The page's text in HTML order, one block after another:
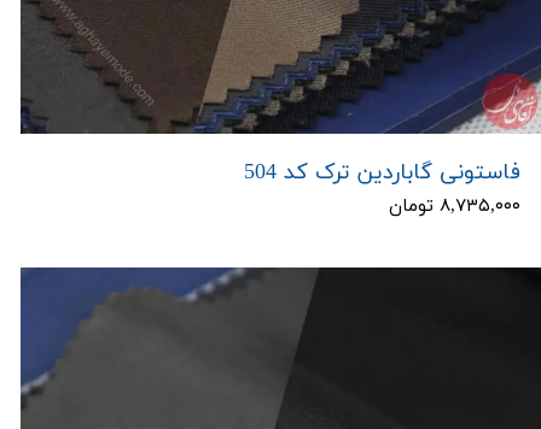
فاستونی گاباردین ترک کد 504
۸,۷۳۵,۰۰۰ تومان